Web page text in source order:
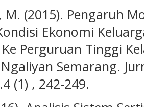
(2015). Pengaruh
Ekonomi
Perguruan Tinggi
Semarang.
(1) , 242-249.